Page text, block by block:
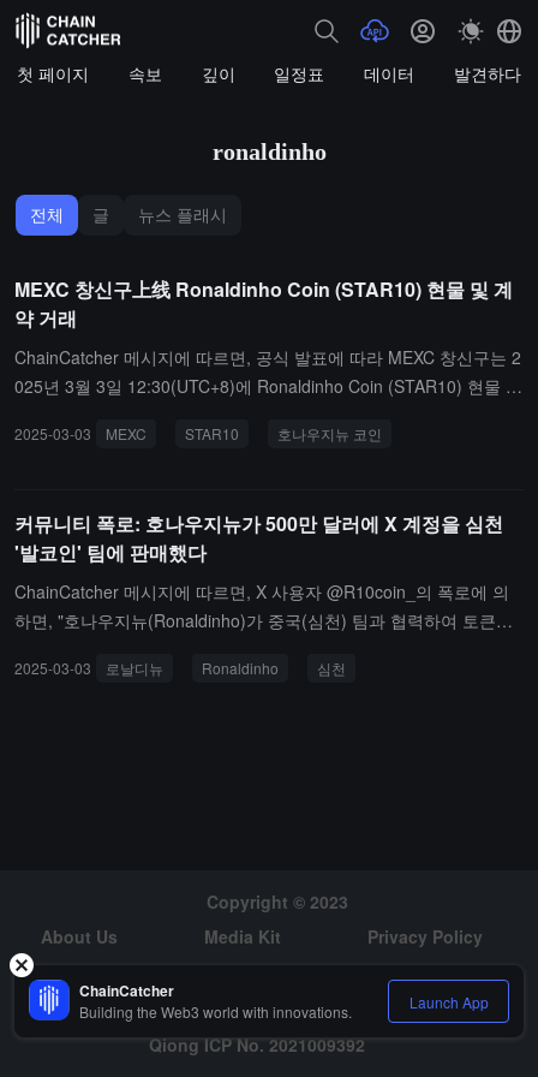
첫 페이지 속보 깊이 일정표 데이터 발견하다
ronaldinho
전체 글 뉴스 플래시
MEXC 창신구上线 Ronaldinho Coin (STAR10) 현물 및 계
약 거래
ChainCatcher 메시지에 따르면, 공식 발표에 따라 MEXC 창신구는 2
025년 3월 3일 12:30(UTC+8)에 Ronaldinho Coin (STAR10) 현물 거
니다. 동시에 3월 3일 15:35(UTC+8)에 STAR10 U 기준 계약을 최초
12월에 MEME+ 구역을 출시하여 가장 인기 있고 잠재력이 있는 토큰
을 지속적으로 상장하여 사용자에게 깊은 유동성과 낮은 슬리피지 거
래 경험을 제공합니다.
2025-03-03 MEXC STAR10 호나우지뉴 코인
커뮤니티 폭로: 호나우지뉴가 500만 달러에 X 계정을 심천
'발코인' 팀에 판매했다
ChainCatcher 메시지에 따르면, X 사용자 @R10coin_의 폭로에 의
하면, "호나우지뉴(Ronaldinho)가 중국(심천) 팀과 협력하여 토큰을
와 암호화폐 발행 협력에 대해 공식적으로 논의하기 시작했다. 6개월
사는 가치 없는 "밈" 코인을 빈번하게 발행하여 허위 홍보를 하고, 매
달 10개 이상의 사기성 가상화폐 프로젝트를 출시하고 있다. 그들은
과장된 마케팅 수단을 이용해 신속하게 투자자 자금을 끌어모으고,
"빠른 수확" 모델을 채택하여 빠르게 가격을 올리고 내리며, 단 1시간
만에 투자자 자금을 수확한 후 도주한다.호나우지뉴는 500만 달러에
그의 X 계정을 중국 심천의 한 회사에 판매하여 암호화폐를 홍보했
2025-03-03 로날디뉴 Ronaldinho 심천
Copyright © 2023
About Us
Media Kit
Privacy Policy
Risk Warning
Hiring
Qiong ICP No. 2021009392
ChainCatcher
Building the Web3 world with innovations. Launch App